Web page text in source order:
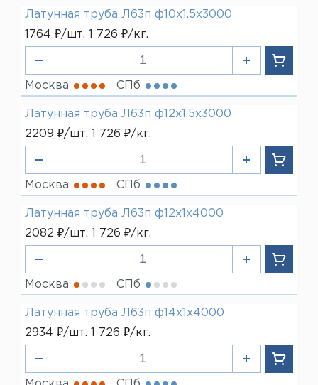
Латунная труба Л63п ф10х1.5х3000
1764 ₽/шт. 1 726 ₽/кг.
Москва СПб
Латунная труба Л63п ф12х1.5х3000
2209 ₽/шт. 1 726 ₽/кг.
Москва СПб
Латунная труба Л63п ф12х1х4000
2082 ₽/шт. 1 726 ₽/кг.
Москва СПб
Латунная труба Л63п ф14х1х4000
2934 ₽/шт. 1 726 ₽/кг.